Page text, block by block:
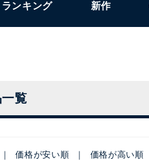
ランキング 新作
覧
価格が安い順 価格が高い順